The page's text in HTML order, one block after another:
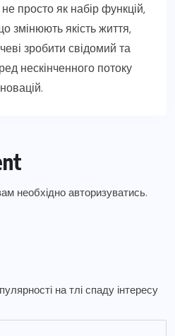
просто як набір функцій,
змінюють якість життя,
зробити свідомий та
нескінченного потоку
необхідно авторизуватись.